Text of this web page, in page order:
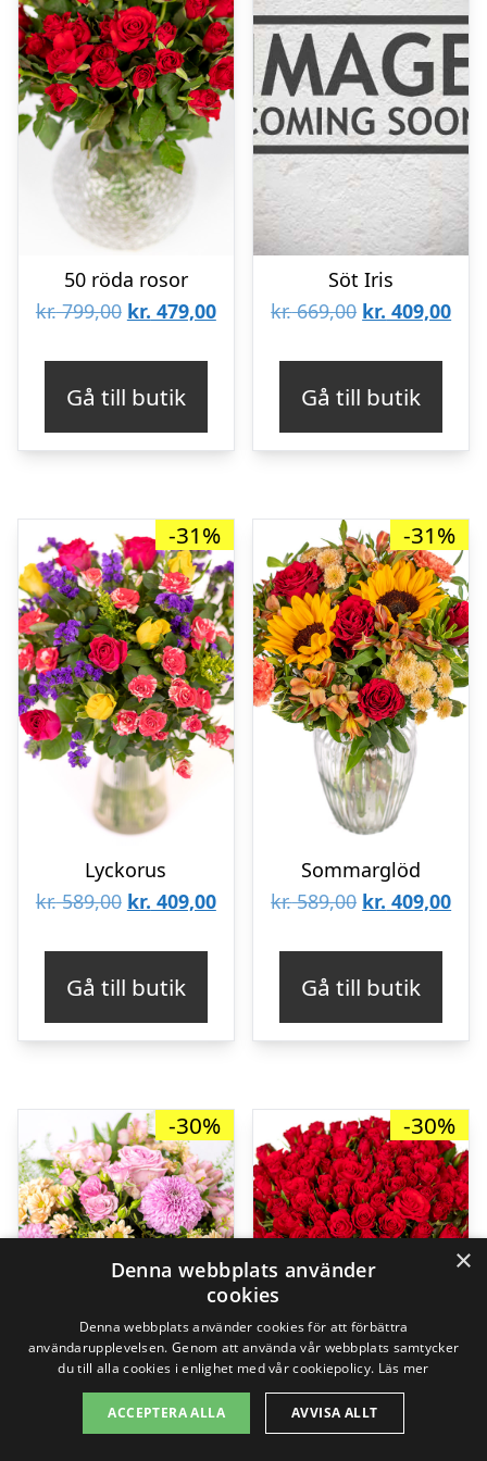
50 röda rosor
kr.799,00 Det
var:
kr. 799,00.
kr. 479,00Det
kr. 479,00.
Gå till butik
Söt Iris
kr.669,00 Det
var:
kr. 669,00.
kr. 409,00Det
kr.
Gå till butik
-31%
Lyckorus
kr.589,00 Det
var:
kr. 589,00.
kr. 409,00Det
kr. 409,00.
Gå till butik
-31%
Sommarglöd
kr.589,00 Det
var:
kr. 589,00.
kr. 409,00Det
kr.
Gå till butik
-30% -30%
×
Denna webbplats använder
cookies
Denna webbplats använder cookies för att förbättra
användarupplevelsen. Genom att använda vår webbplats samtycker
du till alla cookies i enlighet med vår cookiepolicy. Läs mer
ACCEPTERA ALLA AVVISA ALLT